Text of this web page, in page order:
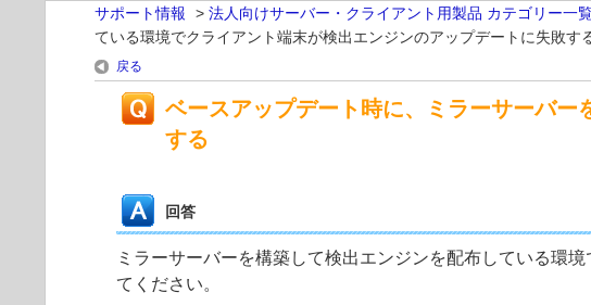
サポート情報 > 法人向けサーバー・クライアント用製品 カテゴリー一
ている環境でクライアント端末が検出エンジンのアップデートに失敗す
戻る
ベースアップデート時に、ミラーサーバ
する
回答
ミラーサーバーを構築して検出エンジンを配布している環
てください。